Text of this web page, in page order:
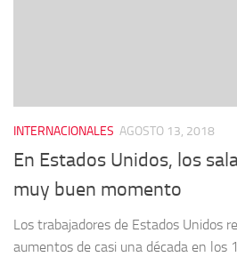
INTERNACIONALES AGOSTO 13, 2018
En Estados Unidos, los
muy buen momento
Los trabajadores de Estados Unidos
aumentos de casi una década en los